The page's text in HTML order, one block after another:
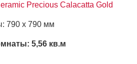
Precious Calacatta Gold
790 х 790 мм
5,56 кв.м